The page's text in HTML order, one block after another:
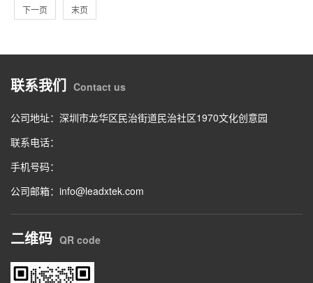
下一页 末页
联系我们 Contact us
公司地址：深圳市龙华区民治街道民治社区1970文化创意园
联系电话：
手机号码：
公司邮箱：info@leadxtek.com
二维码 QR code